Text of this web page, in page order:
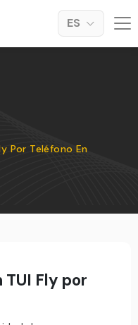
ES
Por Teléfono En
Fly por